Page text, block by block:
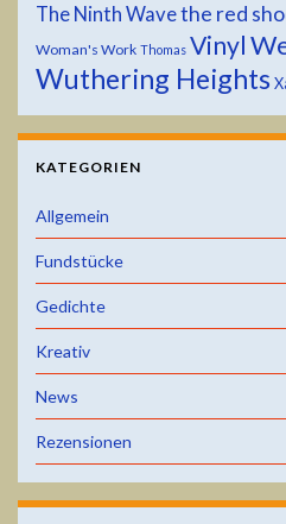
The Ninth Wavethe red
Woman's Work Thomas Vinyl
Wuthering Heights
KATEGORIEN
Allgemein
Fundstücke
Gedichte
Kreativ
News
Rezensionen